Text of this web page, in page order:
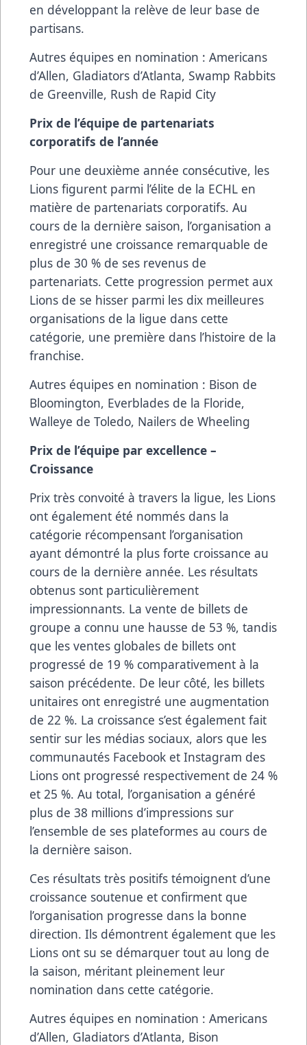
en développant la relève de leur base de
partisans.
Autres équipes en nomination : Americans
d’Allen, Gladiators d’Atlanta, Swamp Rabbits
de Greenville, Rush de Rapid City
Prix de l’équipe de partenariats
corporatifs de l’année
Pour une deuxième année consécutive, les
Lions figurent parmi l’élite de la ECHL en
matière de partenariats corporatifs. Au
cours de la dernière saison, l’organisation a
enregistré une croissance remarquable de
plus de 30 % de ses revenus de
partenariats. Cette progression permet aux
Lions de se hisser parmi les dix meilleures
organisations de la ligue dans cette
catégorie, une première dans l’histoire de la
franchise.
Autres équipes en nomination : Bison de
Bloomington, Everblades de la Floride,
Walleye de Toledo, Nailers de Wheeling
Prix de l’équipe par excellence –
Croissance
Prix très convoité à travers la ligue, les Lions
ont également été nommés dans la
catégorie récompensant l’organisation
ayant démontré la plus forte croissance au
cours de la dernière année. Les résultats
obtenus sont particulièrement
impressionnants. La vente de billets de
groupe a connu une hausse de 53 %, tandis
que les ventes globales de billets ont
progressé de 19 % comparativement à la
saison précédente. De leur côté, les billets
unitaires ont enregistré une augmentation
de 22 %. La croissance s’est également fait
sentir sur les médias sociaux, alors que les
communautés Facebook et Instagram des
Lions ont progressé respectivement de 24 %
et 25 %. Au total, l’organisation a généré
plus de 38 millions d’impressions sur
l’ensemble de ses plateformes au cours de
la dernière saison.
Ces résultats très positifs témoignent d’une
croissance soutenue et confirment que
l’organisation progresse dans la bonne
direction. Ils démontrent également que les
Lions ont su se démarquer tout au long de
la saison, méritant pleinement leur
nomination dans cette catégorie.
Autres équipes en nomination : Americans
d’Allen, Gladiators d’Atlanta, Bison